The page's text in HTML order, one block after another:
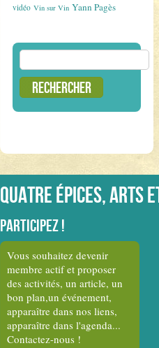
vidéo Vin sur Vin Yann Pagès
Rechercher :
Quatre épices, arts
Participez !
Vous souhaitez devenir
membre actif et proposer
des activités, un article, un
bon plan,un événement,
apparaître dans nos liens,
apparaître dans l'agenda...
Contactez-nous !